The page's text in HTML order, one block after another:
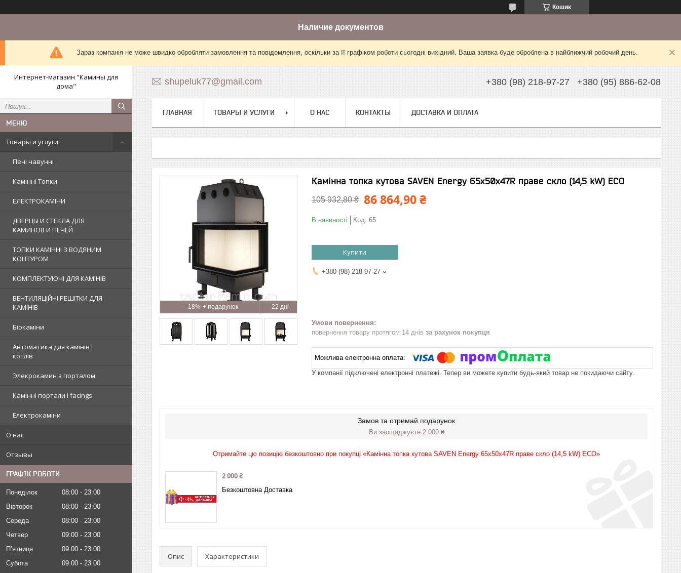
Кошик
Наличие документов
Зараз компанія не може швидко обробляти замовлення та повідомлення, оскільки за її графіком роботи сьогодні вихідний. Ваша заявка буде оброблена в найближчий робочий день.
Интернет-магазин "Камины для
дома"
Товары и услуги
Печі чавунні
Камінні Топки
ЕЛЕКТРОКАМІНИ
ДВЕРЦЫ И СТЕКЛА ДЛЯ
КАМИНОВ И ПЕЧЕЙ
ТОПКИ КАМІННІ З ВОДЯНИМ
КОНТУРОМ
КОМПЛЕКТУЮЧІ ДЛЯ КАМІНІВ
ВЕНТИЛЯЦІЙНІ РЕШІТКИ ДЛЯ
КАМІНІВ
Біокаміни
Автоматика для камінів і
котлів
Элекрокамин з порталом
Камінні портали і facings
Електрокаміни
О нас
Отзывы
ГРАФІК РОБОТИ
Понеділок 08:00
23:00
Вівторок
08:00
23:00
Середа
08:00
23:00
Четвер
09:00
23:00
Пʼятниця
09:00
23:00
Субота
09:00
23:00
shupeluk77@gmail.com +380 (98) 218-97-27 +380 (95) 886-62-08
ГЛАВНАЯ ТОВАРЫ И УСЛУГИ О НАС КОНТАКТЫ ДОСТАВКА И ОПЛАТА
–18% 22 дні
Камінна топка кутова SAVEN Energy 65х50х47R праве скло (14,5 kW) ECO
105 932,80 ₴ 86 864,90 ₴
В наявності Код: 65
Купити
+380 (98) 218-97-27
повернення товару протягом 14 днів за рахунок покупця
У компанії підключені електронні платежі. Тепер ви можете купити будь-який товар не покидаючи сайту.
Замов та отримай подарунок
Ви заощаджуєте 2 000 ₴
Отримайте цю позицію безкоштовно при покупці «Камінна топка кутова SAVEN Energy 65х50х47R праве скло (14,5 kW) ECO»
2 000 ₴
Безкоштовна Доставка
Опис Характеристики